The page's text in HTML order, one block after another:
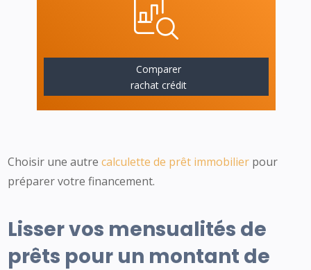
Comparer
rachat crédit
Choisir une autrecalculette de prêt immobilier pour
préparer votre financement.
Lisser vos mensualités de
prêts pour un montant de